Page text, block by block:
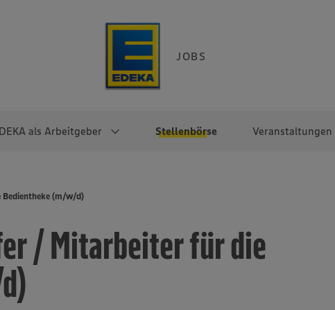
JOBS
als Arbeitgeber Stellenbörse Veranstaltungen
Direkteinstieg
Noch Fragen?
Selbstständig mit EDEKA
Überblick
EDEKA Fruchtkontor
(m/w/d)
/ Mitarbeiter für die